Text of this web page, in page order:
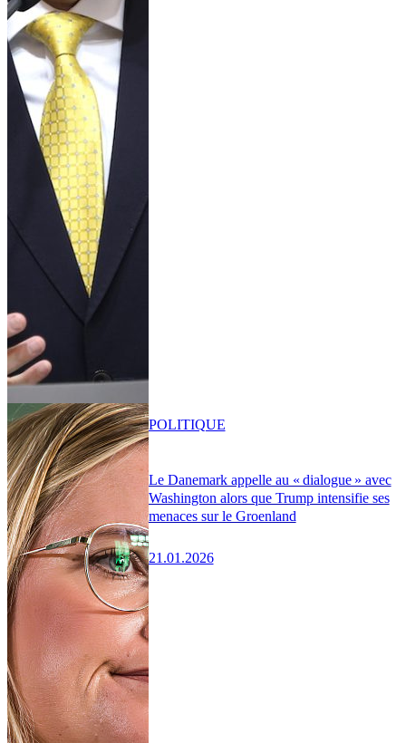
Le Danemark appelle au « dialogue » avec
Washington alors que Trump intensifie ses
menaces sur le Groenland
21.01.2026
POLITIQUE